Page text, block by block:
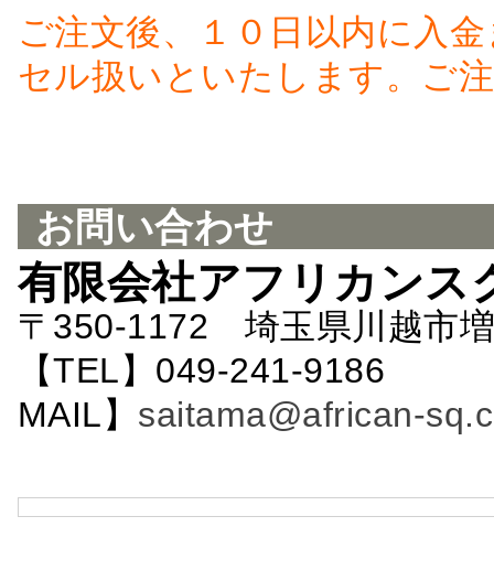
ご注文後、１０日以内に入
セル扱いといたします。ご
お問い合わせ
有限会社アフリカンス
〒350-1172 埼玉県川越市
【TEL】049-241-
MAIL】 saitama@african-